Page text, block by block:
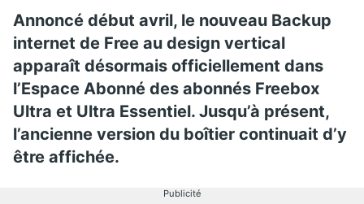
Annoncé début avril, le nouveau Backup
internet de Free au design vertical
apparaît désormais officiellement dans
l’Espace Abonné des abonnés Freebox
Ultra et Ultra Essentiel. Jusqu’à présent,
l’ancienne version du boîtier continuait d’y
être affichée.
Publicité